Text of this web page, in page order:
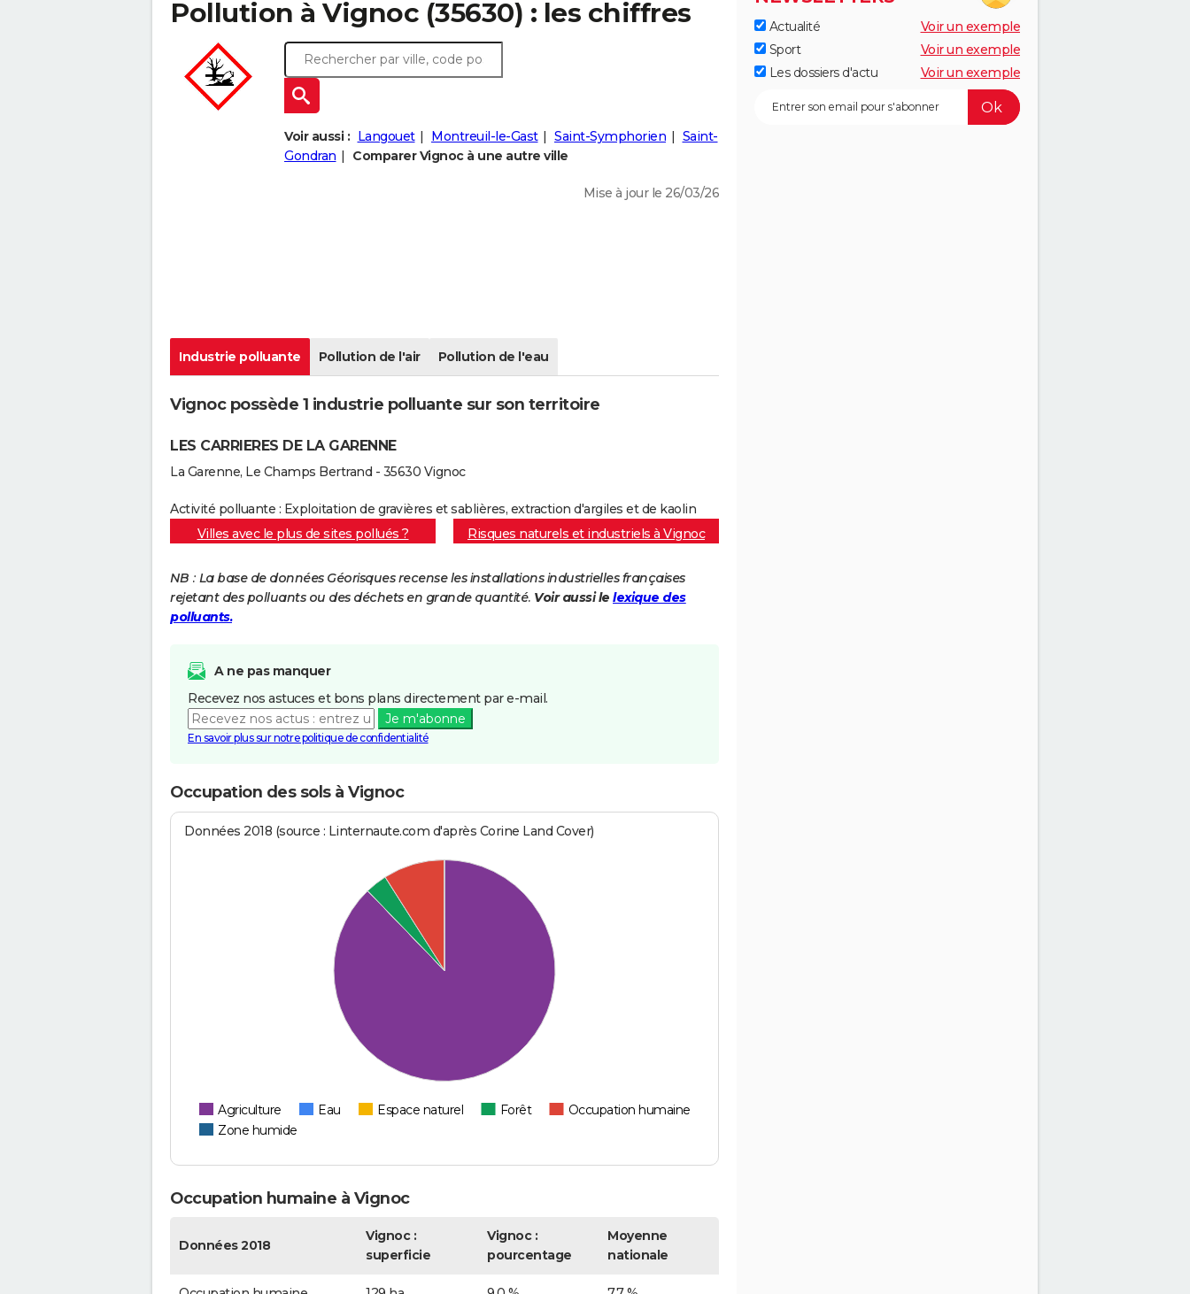
Pollution à Vignoc (35630) : les chiffres
Voir aussi : Langouet Montreuil-le-Gast Saint-Symphorien
Saint-
Gondran
Comparer Vignoc à une autre ville
Mise à jour le 26/03/26
Industrie polluante Pollution de l'air Pollution de l'eau
Vignoc possède 1 industrie polluante sur son territoire
LES CARRIERES DE LA GARENNE
La Garenne, Le Champs Bertrand - 35630 Vignoc
Activité polluante : Exploitation de gravières et sablières, extraction d'argiles et de kaolin
Villes avec le plus de sites pollués ?
Risques naturels et industriels à Vignoc
NB : La base de données Géorisques recense les installations industrielles françaises
rejetant des polluants ou des déchets en grande quantité. Voir aussi le lexique des
polluants.
A ne pas manquer
Recevez nos astuces et bons plans directement par e-mail.
Je m'abonne
En savoir plus sur notre politique de confidentialité
Occupation des sols à Vignoc
Données 2018 (source : Linternaute.com d'après Corine Land Cover)
Agriculture Eau Espace naturel Forêt
Occupation humaine
Zone humide
Occupation humaine à Vignoc
Données 2018
Vignoc :
superficie
Vignoc :
pourcentage
Moyenne
nationale
Actualité
Voir un exemple
Sport
Voir un exemple
Les dossiers d'actu
Voir un exemple